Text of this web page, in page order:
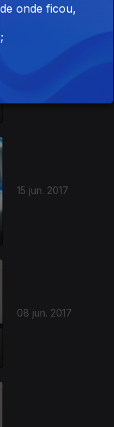
15 jun. 2017
08 jun. 2017
onde ficou,